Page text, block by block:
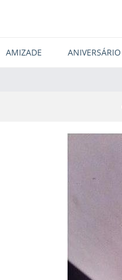
AMIZADE ANIVERSÁRIO